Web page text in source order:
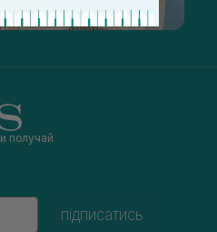
и получай
підписатись